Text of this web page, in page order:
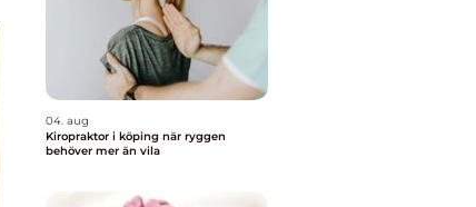
04. aug
Kiropraktor i köping när ryggen
behöver mer än vila